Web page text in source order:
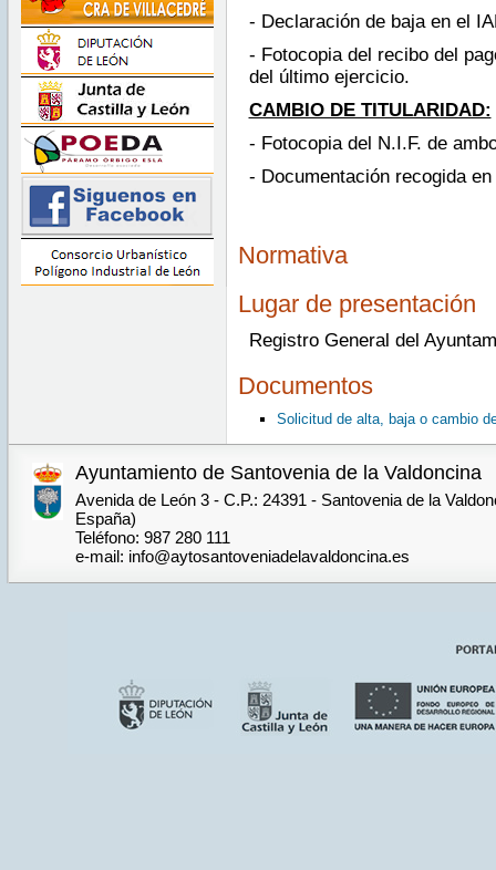
- Declaración de baja en el
- Fotocopia del recibo del
del último ejercicio.
CAMBIO DE TITULARIDAD:
- Fotocopia del N.I.F. de
- Documentación recogida
Normativa
Lugar de presentación
Registro General del
Documentos
Solicitud de alta, baja o cambio
Ayuntamiento de Santovenia de la Valdoncina
Avenida de León 3 - C.P.: 24391 - Santovenia de la
España)
Teléfono: 987 280 111
e-mail: info@aytosantoveniadelavaldoncina.es